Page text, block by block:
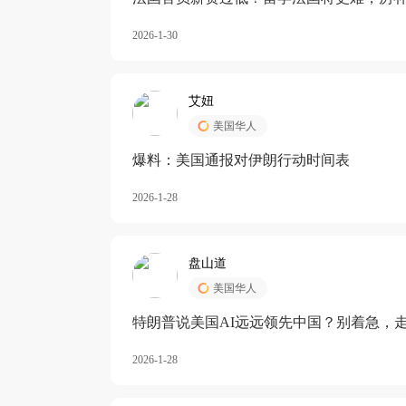
2026-1-30
艾妞
美国华人
爆料：美国通报对伊朗行动时间表
2026-1-28
盘山道
美国华人
特朗普说美国AI远远领先中国？别着急，
2026-1-28